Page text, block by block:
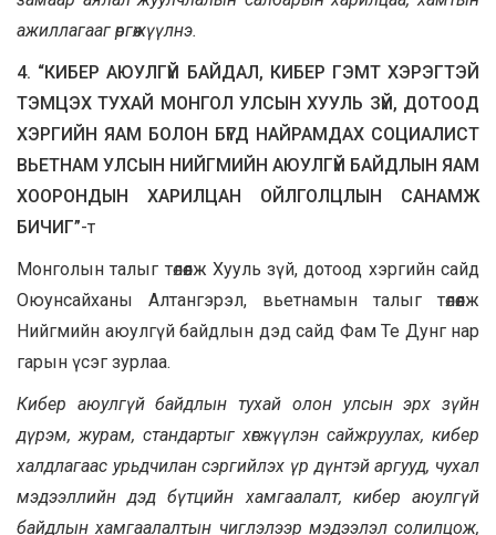
ажиллагааг өргөжүүлнэ.
4. “КИБЕР АЮУЛГҮЙ БАЙДАЛ, КИБЕР ГЭМТ ХЭРЭГТЭЙ
ТЭМЦЭХ ТУХАЙ МОНГОЛ УЛСЫН ХУУЛЬ ЗҮЙ, ДОТООД
ХЭРГИЙН ЯАМ БОЛОН БҮГД НАЙРАМДАХ СОЦИАЛИСТ
ВЬЕТНАМ УЛСЫН НИЙГМИЙН АЮУЛГҮЙ БАЙДЛЫН ЯАМ
ХООРОНДЫН ХАРИЛЦАН ОЙЛГОЛЦЛЫН САНАМЖ
БИЧИГ”-т
Монголын талыг төлөөлж Хууль зүй, дотоод хэргийн сайд
Оюунсайханы Алтангэрэл, вьетнамын талыг төлөөлж
Нийгмийн аюулгүй байдлын дэд сайд Фам Те Дунг нар
гарын үсэг зурлаа.
Кибер аюулгүй байдлын тухай олон улсын эрх зүйн
дүрэм, журам, стандартыг хөгжүүлэн сайжруулах, кибер
халдлагаас урьдчилан сэргийлэх үр дүнтэй аргууд, чухал
мэдээллийн дэд бүтцийн хамгаалалт, кибер аюулгүй
байдлын хамгаалалтын чиглэлээр мэдээлэл солилцож,